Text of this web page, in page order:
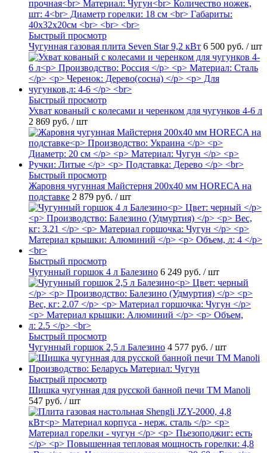
Быстрый просмотр
Чугунная газовая плита Seven Star 9,2 кВт 6 500 руб. / шт
Быстрый просмотр
Ухват кованый с колесами и черенком для чугунков 4-6 л
2 869 руб. / шт
Быстрый просмотр
Жаровня чугунная Майстерня 200х40 мм HORECA на
подставке 2 879 руб. / шт
Быстрый просмотр
Чугунный горшок 4 л Балезино 6 249 руб. / шт
Быстрый просмотр
Чугунный горшок 2,5 л Балезино 4 577 руб. / шт
Быстрый просмотр
Шишка чугунная для русской банной печи ТМ Manoli
547 руб. / шт